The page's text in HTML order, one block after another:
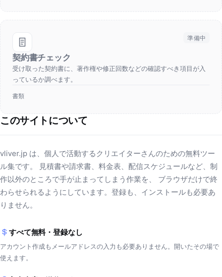
準備中
契約書チェック
受け取った契約書に、著作権や修正回数などの確認すべき項目が入
っているか調べます。
書類
このサイトについて
vliver.jp は、個人で活動するクリエイターさんのための無料ツー
ル集です。 見積書や請求書、料金表、配信スケジュールなど、制
作以外のところで手が止まってしまう作業を、 ブラウザだけで終
わらせられるようにしています。登録も、インストールも必要あ
りません。
すべて無料・登録なし
アカウント作成もメールアドレスの入力も必要ありません。開いたその場で
使えます。